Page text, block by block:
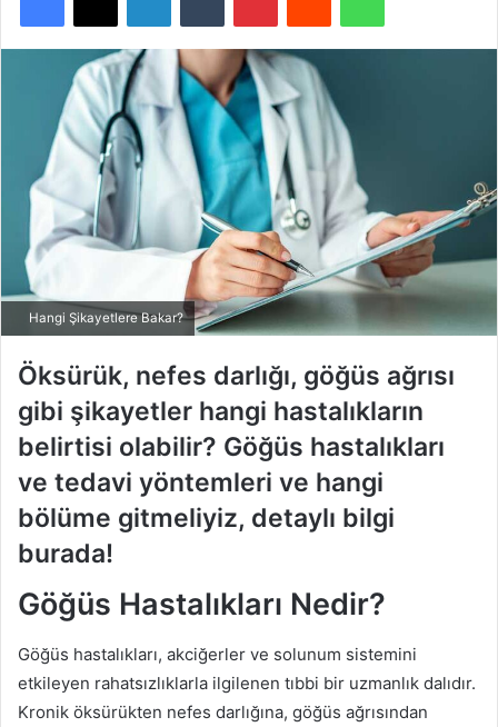
Hangi Şikayetlere Bakar?
Öksürük, nefes darlığı, göğüs ağrısı
gibi şikayetler hangi hastalıkların
belirtisi olabilir? Göğüs hastalıkları
ve tedavi yöntemleri ve hangi
bölüme gitmeliyiz, detaylı bilgi
burada!
Göğüs Hastalıkları Nedir?
Göğüs hastalıkları, akciğerler ve solunum sistemini
etkileyen rahatsızlıklarla ilgilenen tıbbi bir uzmanlık dalıdır.
Kronik öksürükten nefes darlığına, göğüs ağrısından